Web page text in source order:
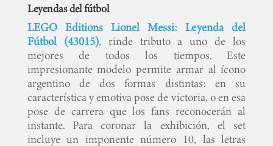
Leyendas del fútbol
LEGO Editions Lionel Messi: Leyenda del
Fútbol (43015), rinde tributo a uno de los
mejores de todos los tiempos. Este
impresionante modelo permite armar al ícono
argentino de dos formas distintas: en su
característica y emotiva pose de victoria, o en esa
pose de carrera que los fans reconocerán al
instante. Para coronar la exhibición, el set
incluye un imponente número 10, las letras